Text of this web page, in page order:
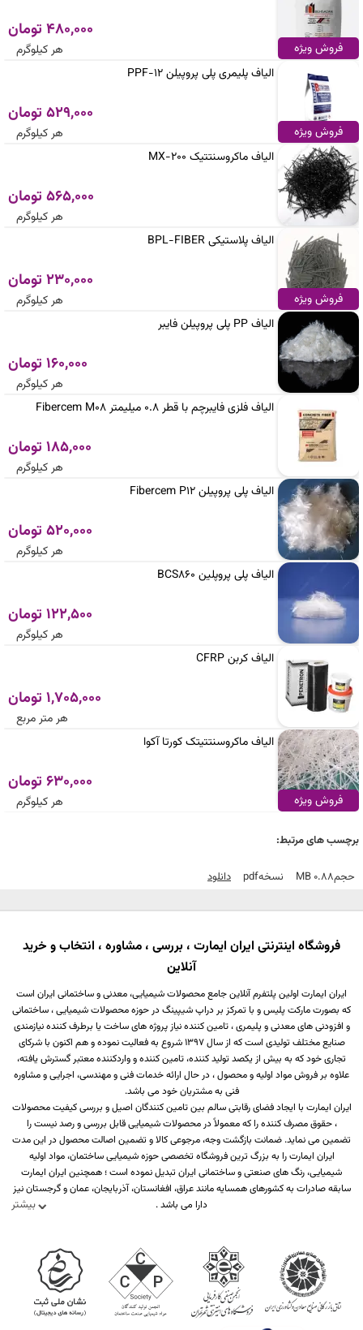
فروش ویژه
480,000 تومان
هر کیلوگرم
فروش ویژه
الیاف پلیمری پلی پروپیلن PPF-12
529,000 تومان
هر کیلوگرم
الیاف ماکروسنتتیک MX-200
565,000 تومان
هر کیلوگرم
فروش ویژه
الیاف پلاستیکی BPL-FIBER
230,000 تومان
هر کیلوگرم
الیاف PP پلی پروپیلن فایبر
160,000 تومان
هر کیلوگرم
الیاف فلزی فایبرچم با قطر 0.8 میلیمتر Fibercem M08
185,000 تومان
هر کیلوگرم
الیاف پلی‌ پروپیلن Fibercem P12
520,000 تومان
هر کیلوگرم
الیاف پلی پروپلین BCS860
122,500 تومان
هر کیلوگرم
الیاف کربن CFRP
1,705,000 تومان
هر متر مربع
فروش ویژه
الیاف ماکروسنتتیتک کورتا آکوا
630,000 تومان
هر کیلوگرم
برچسب های مرتبط:
حجم0.88 MB نسخهPdf دانلود
فروشگاه اینترنتی ایران ایمارت ، بررسی ، مشاوره ، انتخاب و خرید
آنلاین
بیشتر
ایران ایمارت اولین پلتفرم آنلاین جامع محصولات شیمیایی، معدنی و ساختمانی ایران است
که بصورت مارکت پلیس و با تمرکز بر دراپ شیپینگ در حوزه محصولات شیمیایی ، ساختمانی
و افزودنی های معدنی و پلیمری ، تامین کننده نیاز پروژه های ساخت یا برطرف کننده نیازمندی
صنایع مختلف تولیدی است که از سال 1397 شروع به فعالیت نموده و هم اکنون با شرکای
تجاری خود که به بیش از یکصد تولید کننده، تامین کننده و واردکننده معتبر گسترش یافته،
علاوه بر فروش مواد اولیه و محصول ، در حال ارائه خدمات فنی و مهندسی، اجرایی و مشاوره
فنی به مشتریان خود می باشد.
ایران ایمارت با ایجاد فضای رقابتی سالم بین تامین کنندگان اصیل و بررسی کیفیت محصولات
، حقوق مصرف کننده را که معمولاً در محصولات شیمیایی قابل بررسی و رصد نیست را
تضمین می نماید. ضمانت بازگشت وجه، مرجوعی کالا و تضمین اصالت محصول در این مدت
ایران ایمارت را به بزرگ ترین فروشگاه تخصصی حوزه شیمیایی ساختمان، مواد اولیه
شیمیایی، رنگ های صنعتی و ساختمانی ایران تبدیل نموده است ؛ همچنین ایران ایمارت
سابقه صادرات به کشورهای همسایه مانند عراق، افغانستان، آذربایجان، عمان و گرجستان نیز
دارا می باشد .